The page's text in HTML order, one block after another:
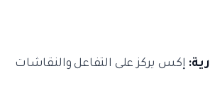
إكس يركز على التفاعل والنقاشات